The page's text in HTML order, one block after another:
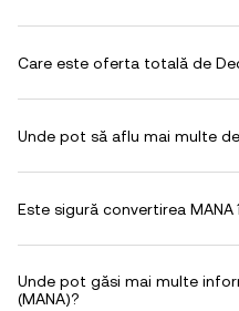
Care este oferta totală de
Unde pot să aflu mai multe
Este sigură convertirea MANA
Unde pot găsi mai multe
(MANA)?